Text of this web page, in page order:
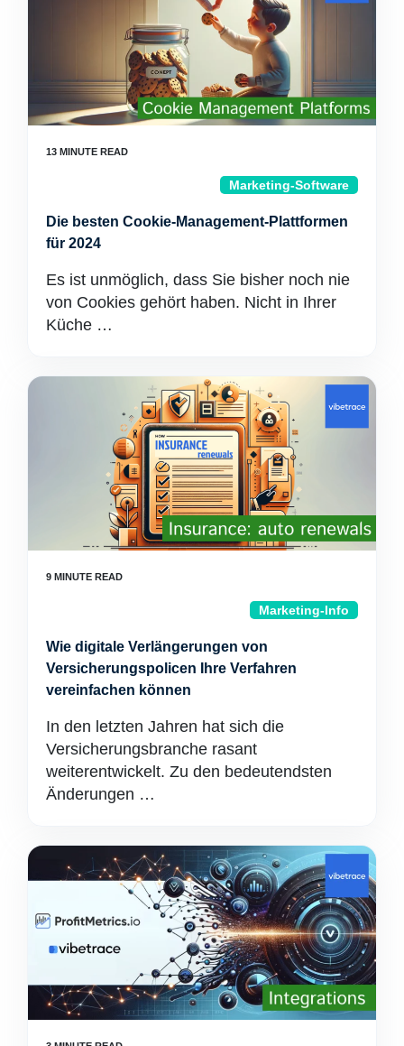
Marketing-Software
Die besten Cookie-Management-Plattformen
für 2024
Es ist unmöglich, dass Sie bisher noch nie
von Cookies gehört haben. Nicht in Ihrer
Küche …
Marketing-Info
Wie digitale Verlängerungen von
Versicherungspolicen Ihre Verfahren
vereinfachen können
In den letzten Jahren hat sich die
Versicherungsbranche rasant
weiterentwickelt. Zu den bedeutendsten
Änderungen …